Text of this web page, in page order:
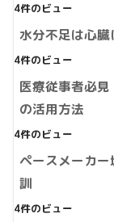
4件のビュー
水分不足は心
4件のビュー
医療従事者必見
の活用方法
4件のビュー
ペースメーカ
訓
4件のビュー